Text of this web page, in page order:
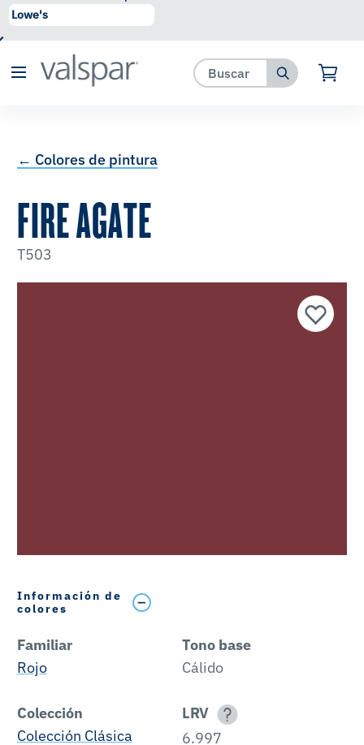
se ha agregado a favoritos.
← Colores de pintura
FIRE AGATE
T503
Información de
colores
Familiar
Rojo
Tono base
Cálido
Colección
Colección Clásica
LRV
6.997